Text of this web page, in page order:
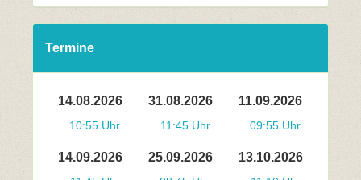
Termine
14.08.2026
10:55 Uhr
31.08.2026
11:45 Uhr
11.09.2026
09:55 Uhr
14.09.2026 25.09.2026 13.10.2026